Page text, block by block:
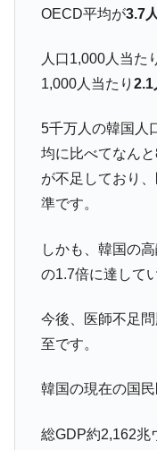
OECD平均が3.7人
人口1,000人当た
1,000人当たり 2.1
5千万人の韓国人
均に比べてなん
が不足しており
準です。
しかも、韓国の
の1.7倍に達して
今後、医師不足
至です。
韓国の現在の国
総GDP約2,162兆